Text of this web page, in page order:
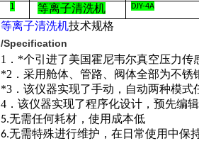
1 等离子清洗机 DJY-4A
等离子清洗机技术规格
/Specification
1 ．*个引进了美国霍尼韦尔真空压力
*2 ．采用舱体、管路、阀体全部为不锈
*3 ．该仪器实现了手动，自动两种模
4 ．该仪器实现了程序化设计，预先编
5.无需任何耗材，使用成本低
6.无需特殊进行维护，在日常使用中保